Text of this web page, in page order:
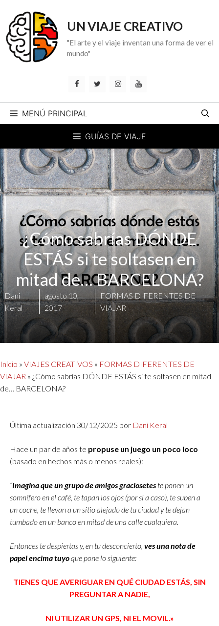
contenido
UN VIAJE CREATIVO
"El arte y el viaje inventan una forma de ver el
mundo"
MENÚ PRINCIPAL
GUÍAS DE VIAJE
¿Cómo sabrías DÓNDE
ESTÁS si te soltasen en
mitad de… BARCELONA?
Dani
Keral
agosto 10,
2017
FORMAS DIFERENTES DE
VIAJAR
Inicio » VIAJES CREATIVOS » FORMAS DIFERENTES DE
VIAJAR » ¿Cómo sabrías DÓNDE ESTÁS si te soltasen en mitad
de… BARCELONA?
Última actualización 30/12/2025 por Dani Keral
Hace un par de años te propuse un juego un poco loco
(basado en hechos más o menos reales):
“Imagina que un grupo de amigos graciosetes te ponen un
somnífero en el café, te tapan los ojos (por si a caso), te suben a
un coche, te llevan a un sitio alejado de tu ciudad y te dejan
tumbado en un banco en mitad de una calle cualquiera.
Entonces te despiertas y, en tu desconcierto, ves una nota de
papel encima tuyoque pone lo siguiente:
TIENES QUE AVERIGUAR EN QUÉ CIUDAD ESTÁS, SIN
PREGUNTAR A NADIE,
NI UTILIZAR UN GPS, NI EL MOVIL.»